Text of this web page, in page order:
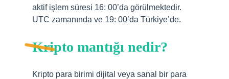
aktif işlem süresi 16: 00’da görülmektedir.
UTC zamanında ve 19: 00’da Türkiye’de.
Kripto mantığı nedir?
Kripto para birimi dijital veya sanal bir para